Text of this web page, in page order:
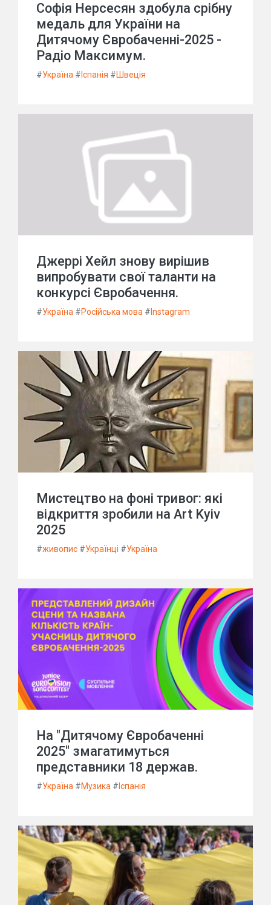
Софія Нерсесян здобула срібну
медаль для України на
Дитячому Євробаченні-2025 -
Радіо Максимум.
#Україна # Іспанія #Швеція
Джеррі Хейл знову вирішив
випробувати свої таланти на
конкурсі Євробачення.
#Україна #Російська мова # Instagram
Мистецтво на фоні тривог: які
відкриття зробили на Art Kyiv
2025
#живопис #Українці #Україна
На "Дитячому Євробаченні
2025" змагатимуться
представники 18 держав.
#Україна #Музика # Іспанія